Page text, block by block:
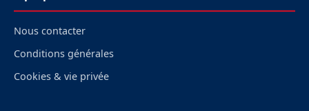
Nous contacter
Conditions générales
Cookies & vie privée